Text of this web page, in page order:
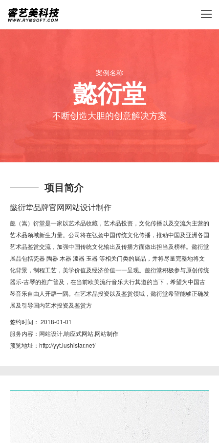
案例名称
懿衍堂
不断创造大胆的创意解决方案
项目简介
懿衍堂品牌官网网站设计制作
懿（嵩）衍堂是一家以艺术品收藏，艺术品投资，文化传播以及交流为主营的
艺术品领域新生力量。公司将在弘扬中国传统文化传播，推动中国及亚洲各国
艺术品鉴赏交流，加强中国传统文化输出及传播方面做出担当及榜样。懿衍堂
展品包括瓷器 陶器 木器 漆器 玉器 等相关门类的展品，并将尽量完整地将文
化背景，制程工艺，美学价值及经济价值一一呈现。懿衍堂积极参与原创传统
器乐-古琴的推广普及，在当前欧美流行音乐大行其道的当下，希望为中国古
琴音乐自由人开辟一隅。在艺术品投资以及鉴赏领域，懿衍堂希望能够正确发
展及引导国内艺术投资及鉴赏方
签约时间： 2018-01-01
服务内容： 网站设计,响应式网站,网站制作
预览地址： http://yyt.lushistar.net/